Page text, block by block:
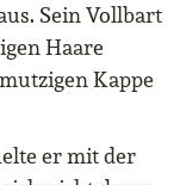
Sein Vollbart
Haare
Kappe
er mit der